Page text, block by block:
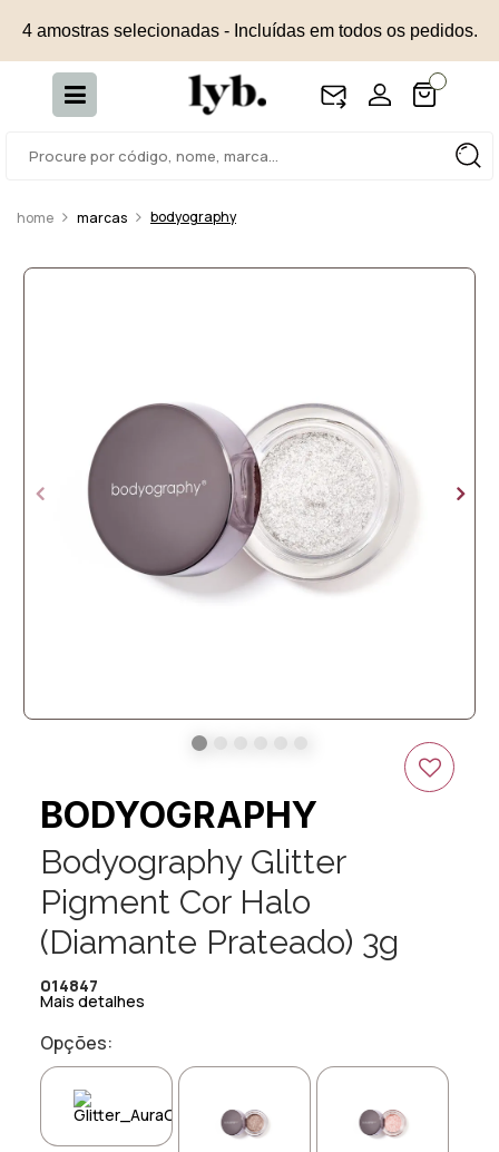
4 amostras selecionadas - Incluídas em todos os pedidos.
marcas bodyography
BODYOGRAPHY
Bodyography Glitter
Pigment Cor Halo
(Diamante Prateado) 3g
014847
Mais detalhes
Opções: